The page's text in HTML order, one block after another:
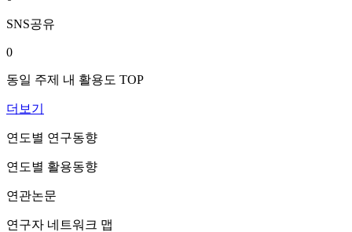
SNS공유
0
동일 주제 내 활용도 TOP
더보기
연도별 연구동향
연도별 활용동향
연관논문
연구자 네트워크 맵